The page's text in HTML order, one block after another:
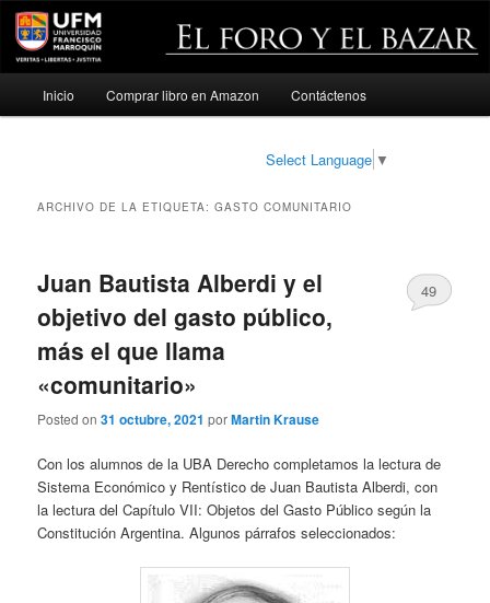
Ir
Ir
Inicio Comprar libro en Amazon Contáctenos
Select Language ▼
ARCHIVO DE LA ETIQUETA:GASTO COMUNITARIO
Juan Bautista Alberdi y el
objetivo del gasto público,
más el que llama
«comunitario»
Posted on31 octubre, 2021 porMartin Krause
49
Con los alumnos de la UBA Derecho completamos la lectura de
Sistema Económico y Rentístico de Juan Bautista Alberdi, con
la lectura del Capítulo VII: Objetos del Gasto Público según la
Constitución Argentina. Algunos párrafos seleccionados: